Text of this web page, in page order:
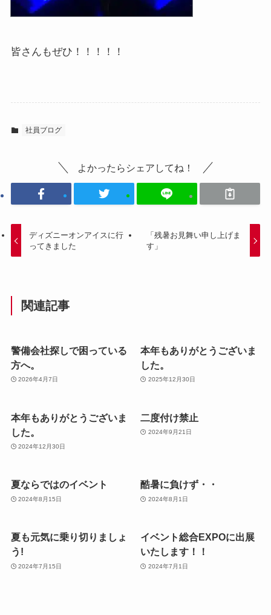
皆さんもぜひ！！！！！
社員ブログ
よかったらシェアしてね！
ディズニーオンアイスに行
ってきました
「残暑お見舞い申し上げま
す」
関連記事
警備会社探しで困っている
方へ。
2026年4月7日
本年もありがとうございま
した。
2025年12月30日
本年もありがとうございま
した。
2024年12月30日
二度付け禁止
2024年9月21日
夏ならではのイベント
2024年8月15日
酷暑に負けず・・
2024年8月1日
夏も元気に乗り切りましょ
う!
2024年7月15日
イベント総合EXPOに出展
いたします！！
2024年7月1日